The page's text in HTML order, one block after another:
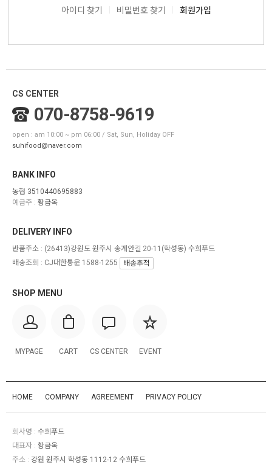
아이디 찾기 비밀번호 찾기 회원가입
CS CENTER
070-8758-9619
open : am 10:00 ~ pm 06:00 / Sat, Sun, Holiday OFF
suhifood@naver.com
BANK INFO
농협 3510440695883
예금주 : 황금옥
SHOP MENU
MYPAGE CART CS CENTER EVENT
DELIVERY INFO
반품주소 : (26413)강원도 원주시 송계안길 20-11(학성동) 수희푸드
배송조회 : CJ대한통운 1588-1255
배송추적
HOME COMPANY AGREEMENT PRIVACY POLICY
회사명 : 수희푸드
대표자 : 황금옥
주소 : 강원 원주시 학성동 1112-12 수희푸드